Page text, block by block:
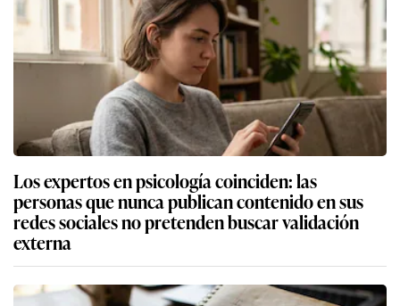
Los expertos en psicología coinciden: las
personas que nunca publican contenido en sus
redes sociales no pretenden buscar validación
externa